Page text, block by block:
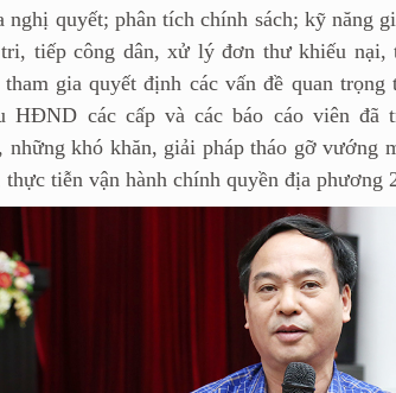
nghị quyết; phân tích chính sách; kỹ năng
tiếp công dân, xử lý đơn thư khiếu nại,
tham gia quyết định các vấn đề quan
HĐND các cấp và các báo cáo viên đã
những khó khăn, giải pháp tháo gỡ vướng
tiễn vận hành chính quyền địa phương